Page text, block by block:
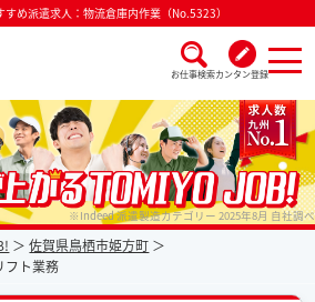
め派遣求人：物流倉庫内作業（No.5323）
お仕事検索カンタン登録
ジョブ ※Indeed 派遣製造カテゴリー 2025年8月 自社調べ
佐賀県鳥栖市姫方町
フト業務